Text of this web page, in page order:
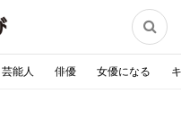

芸能人 俳優 女優になる